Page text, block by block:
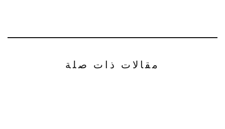
مقالات ذات صلة